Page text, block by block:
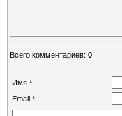
Всего комментариев: 0
Имя *:
Email *: